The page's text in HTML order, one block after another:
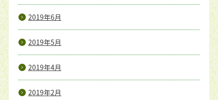
2019年6月
2019年5月
2019年4月
2019年2月